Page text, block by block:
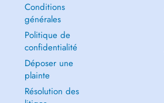
Conditions
générales
Politique de
confidentialité
Déposer une
plainte
Résolution des